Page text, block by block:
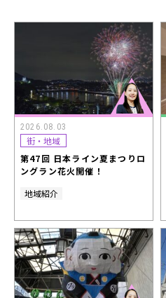
2026.08.03
街・地域
第47回 日本ライン夏まつりロ
ングラン花火開催！
地域紹介